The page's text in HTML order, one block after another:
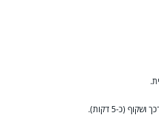
(כ-5 דקות).